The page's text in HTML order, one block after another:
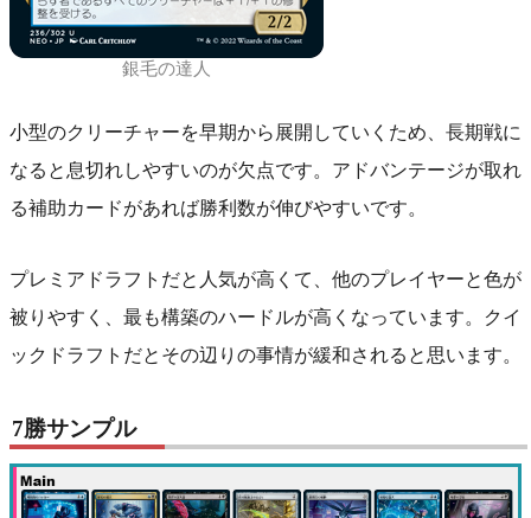
銀毛の達人
小型のクリーチャーを早期から展開していくため、長期戦に
なると息切れしやすいのが欠点です。アドバンテージが取れ
る補助カードがあれば勝利数が伸びやすいです。
プレミアドラフトだと人気が高くて、他のプレイヤーと色が
被りやすく、最も構築のハードルが高くなっています。クイ
ックドラフトだとその辺りの事情が緩和されると思います。
7勝サンプル